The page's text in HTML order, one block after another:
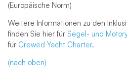
(Europäische Norm)
Weitere Informationen zu den
finden Sie hier für Segel- und
für Crewed Yacht Charter.
(nach oben)